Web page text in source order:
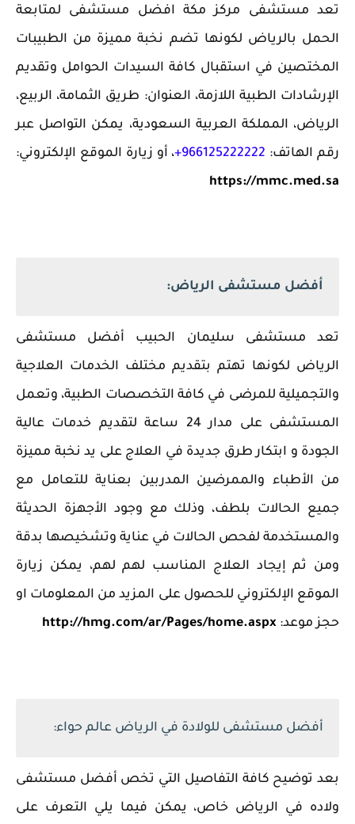
تعد مستشفى مركز مكة افضل مستشفى لمتابعة
الحمل بالرياض لكونها تضم نخبة مميزة من الطبيبات
المختصين في استقبال كافة السيدات الحوامل وتقديم
الإرشادات الطبية اللازمة، العنوان: طريق الثمامة، الربيع،
الرياض، المملكة العربية السعودية، يمكن التواصل عبر
رقم الهاتف: 966125222222+ ، أو زيارة الموقع الإلكتروني:
https://mmc.med.sa
أفضل مستشفى الرياض:
تعد مستشفى سليمان الحبيب أفضل مستشفى
الرياض لكونها تهتم بتقديم مختلف الخدمات العلاجية
والتجميلية للمرضى في كافة التخصصات الطبية، وتعمل
المستشفى على مدار 24 ساعة لتقديم خدمات عالية
الجودة و ابتكار طرق جديدة في العلاج على يد نخبة مميزة
من الأطباء والممرضين المدربين بعناية للتعامل مع
جميع الحالات بلطف، وذلك مع وجود الأجهزة الحديثة
والمستخدمة لفحص الحالات في عناية وتشخيصها بدقة
ومن ثم إيجاد العلاج المناسب لهم لهم، يمكن زيارة
الموقع الإلكتروني للحصول على المزيد من المعلومات او
حجز موعد: http://hmg.com/ar/Pages/home.aspx
أفضل مستشفى للولادة في الرياض عالم حواء:
بعد توضيح كافة التفاصيل التي تخص أفضل مستشفى
ولاده في الرياض خاص، يمكن فيما يلي التعرف على